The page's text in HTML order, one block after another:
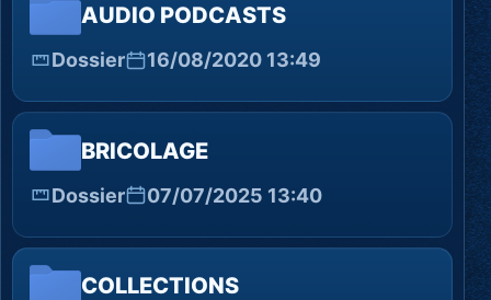
AUDIO PODCASTS
Dossier 16/08/2020 13:49
BRICOLAGE
Dossier 07/07/2025 13:40
COLLECTIONS